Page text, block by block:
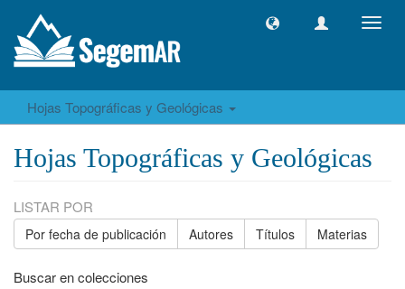
Hojas Topográficas y Geológicas
Hojas Topográficas y Geológicas
LISTAR POR
Por fecha de publicación Autores Títulos Materias
Buscar en colecciones